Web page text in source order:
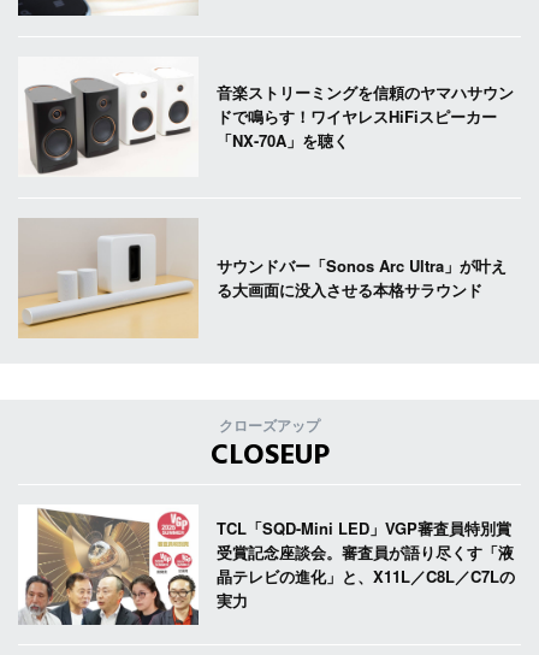
音楽ストリーミングを信頼のヤマハサウン
ドで鳴らす！ワイヤレスHiFiスピーカー
「NX-70A」を聴く
サウンドバー「Sonos Arc Ultra」が叶え
る大画面に没入させる本格サラウンド
クローズアップ
CLOSEUP
TCL「SQD-Mini LED」VGP審査員特別賞
受賞記念座談会。審査員が語り尽くす「液
晶テレビの進化」と、X11L／C8L／C7Lの
実力